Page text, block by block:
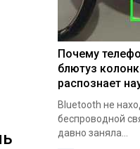
Почему
блютуз
распознает
Bluetooth не
беспроводной
давно заняла...